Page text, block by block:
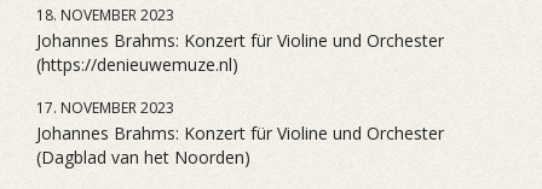
18. NOVEMBER 2023
Johannes Brahms: Konzert für Violine und Orchester
(https://denieuwemuze.nl)
17. NOVEMBER 2023
Johannes Brahms: Konzert für Violine und Orchester
(Dagblad van het Noorden)